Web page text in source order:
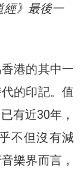
》最後一
港的其中一
的印記。值
有近30年，
不但沒有減
樂界而言，